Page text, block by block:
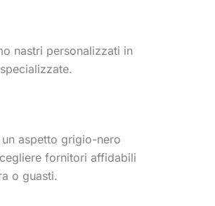
nastri personalizzati in
aspetto grigio-nero
fornitori affidabili
o guasti.